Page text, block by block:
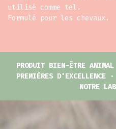
utilisé comme tel.
Formulé pour les chevaux.
PRODUIT BIEN-ÊTRE
PREMIÈRES D'EXCELLENCE
NOTRE